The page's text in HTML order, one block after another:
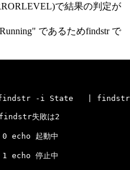
で結果の判定が
であるためfindstr で
findstr -i State   |
findstr失敗は2
0 echo 起動中
1 echo 停止中